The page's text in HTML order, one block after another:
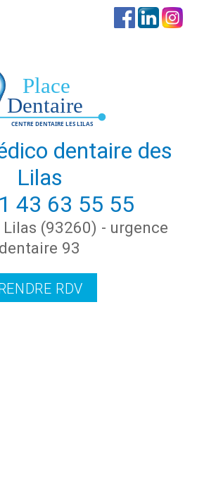
dentaire des
Lilas
43 63 55 55
(93260) - urgence
dentaire 93
RDV